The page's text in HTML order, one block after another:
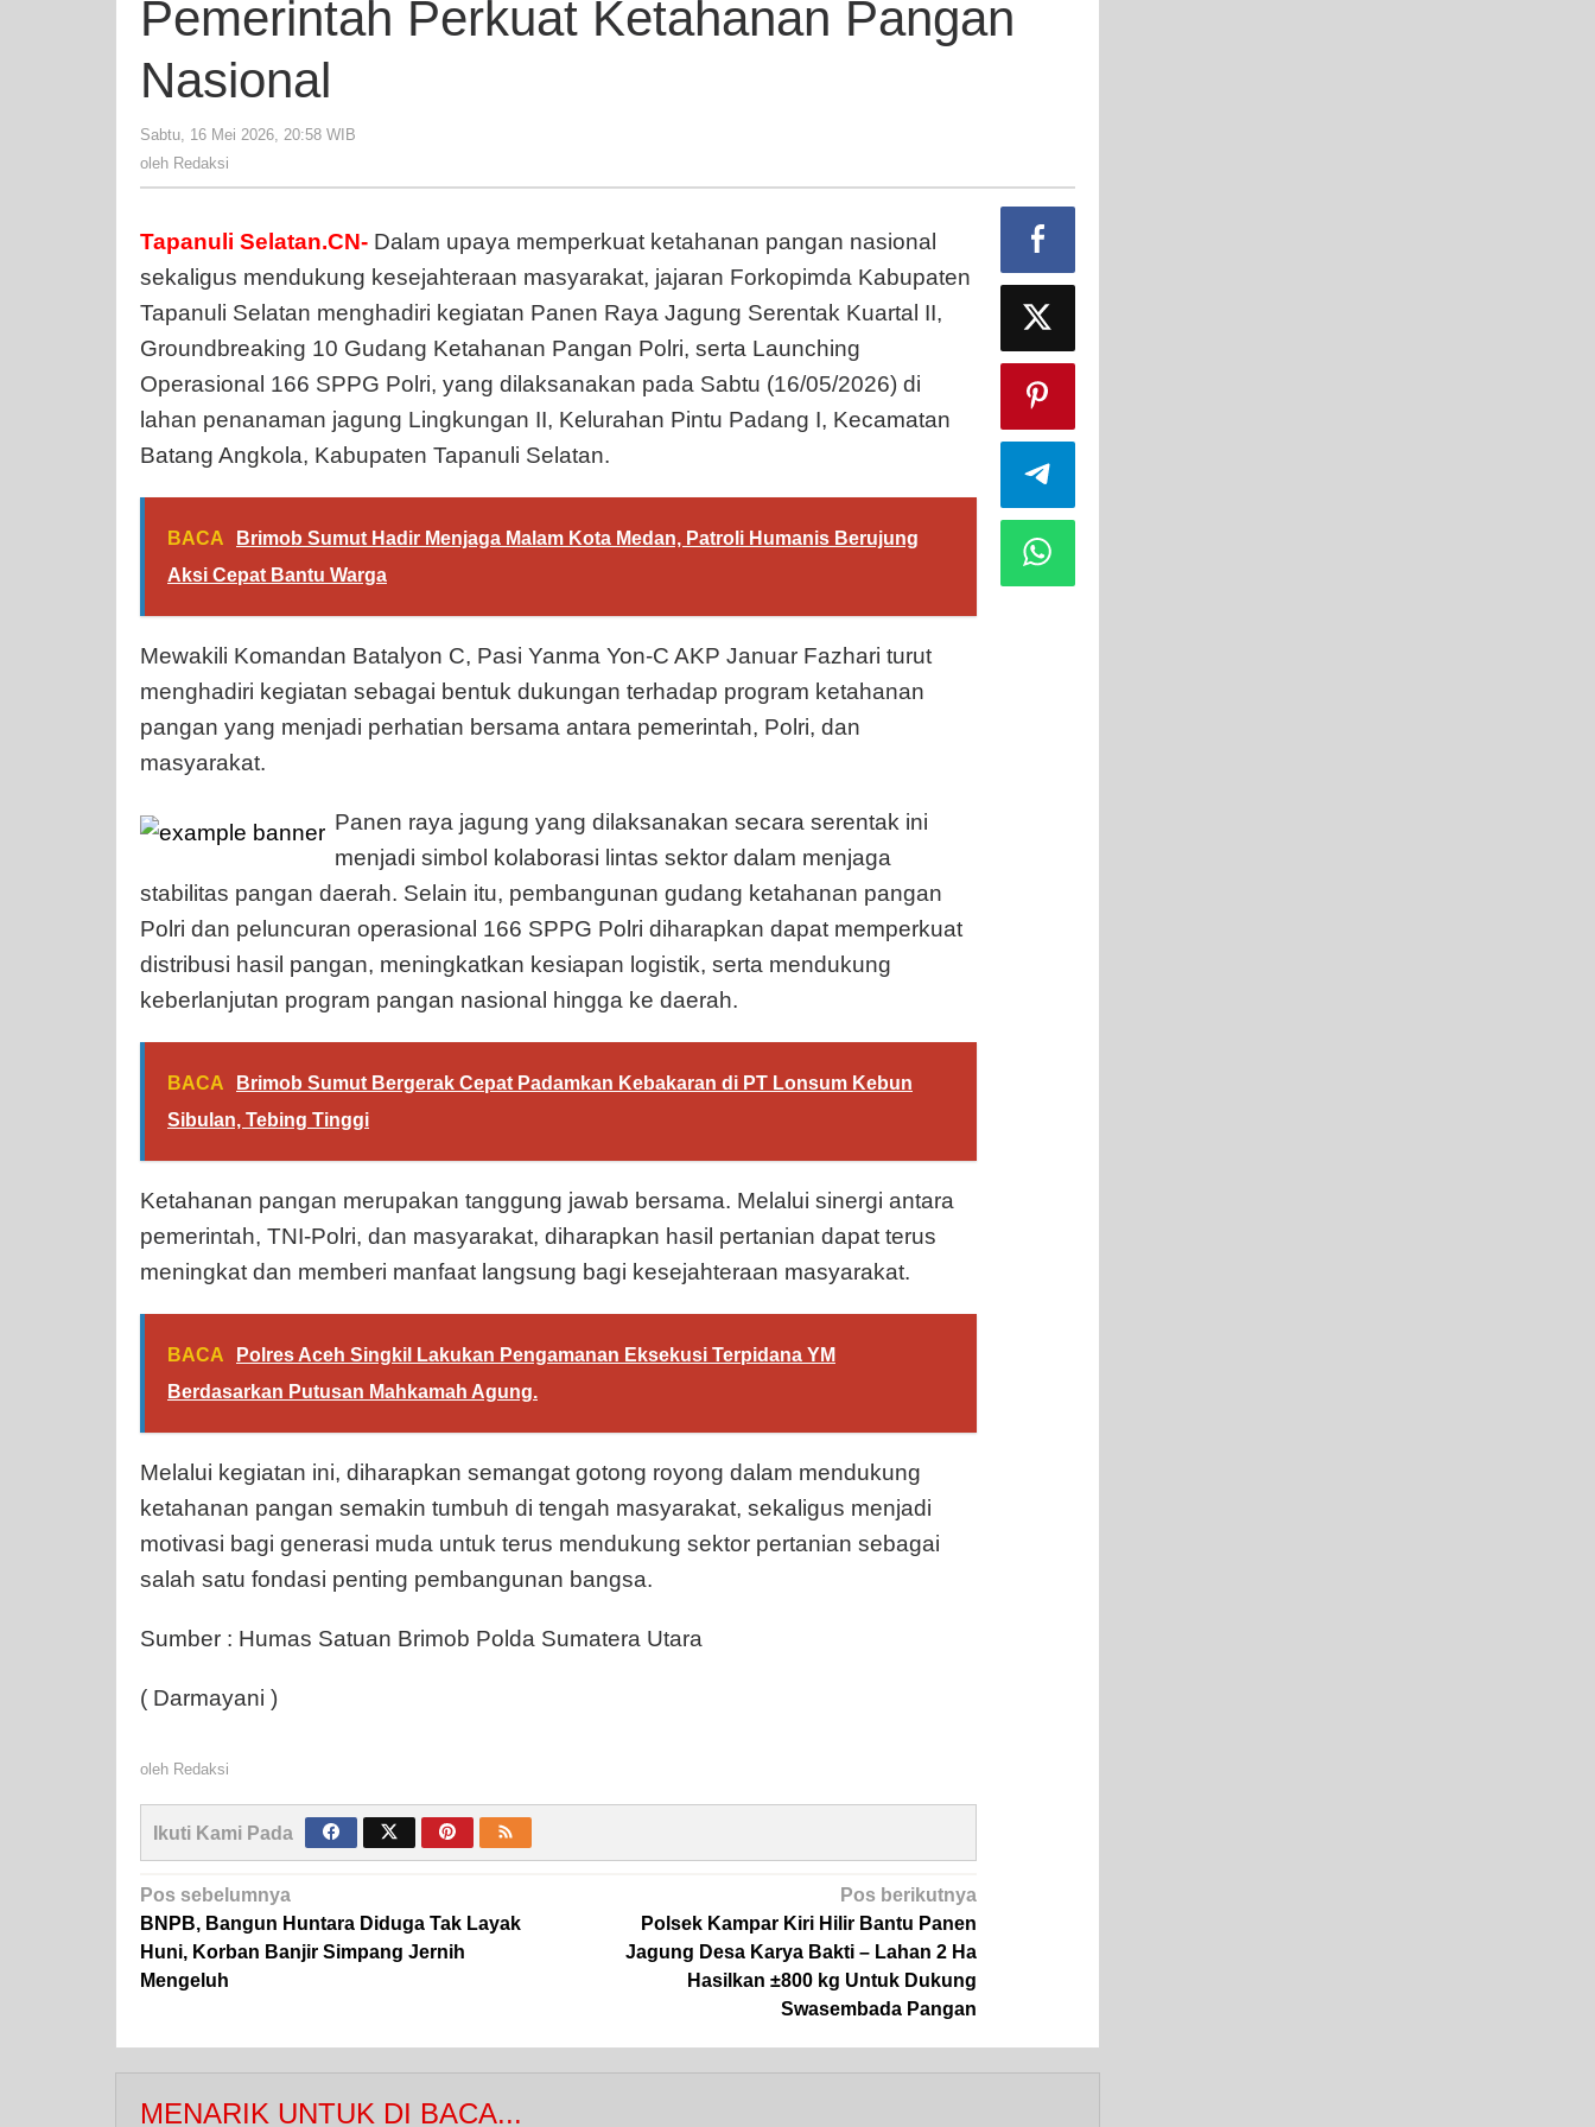
Sumut
Dukung
Perkuat
Pangan
Nasional
Pemerintah Perkuat Ketahanan Pangan
Nasional
Sabtu, 16 Mei 2026, 20:58 WIB
oleh Redaksi
Tapanuli Selatan.CN- Dalam upaya memperkuat ketahanan pangan nasional
sekaligus mendukung kesejahteraan masyarakat, jajaran Forkopimda Kabupaten
Tapanuli Selatan menghadiri kegiatan Panen Raya Jagung Serentak Kuartal II,
Groundbreaking 10 Gudang Ketahanan Pangan Polri, serta Launching
Operasional 166 SPPG Polri, yang dilaksanakan pada Sabtu (16/05/2026) di
lahan penanaman jagung Lingkungan II, Kelurahan Pintu Padang I, Kecamatan
Batang Angkola, Kabupaten Tapanuli Selatan.
BACA
Brimob Sumut Hadir Menjaga Malam Kota Medan, Patroli Humanis Berujung
Aksi Cepat Bantu Warga
Mewakili Komandan Batalyon C, Pasi Yanma Yon-C AKP Januar Fazhari turut
menghadiri kegiatan sebagai bentuk dukungan terhadap program ketahanan
pangan yang menjadi perhatian bersama antara pemerintah, Polri, dan
masyarakat.
Panen raya jagung yang dilaksanakan secara serentak ini
menjadi simbol kolaborasi lintas sektor dalam menjaga
stabilitas pangan daerah. Selain itu, pembangunan gudang ketahanan pangan
Polri dan peluncuran operasional 166 SPPG Polri diharapkan dapat memperkuat
distribusi hasil pangan, meningkatkan kesiapan logistik, serta mendukung
keberlanjutan program pangan nasional hingga ke daerah.
BACA
Brimob Sumut Bergerak Cepat Padamkan Kebakaran di PT Lonsum Kebun
Sibulan, Tebing Tinggi
Ketahanan pangan merupakan tanggung jawab bersama. Melalui sinergi antara
pemerintah, TNI-Polri, dan masyarakat, diharapkan hasil pertanian dapat terus
meningkat dan memberi manfaat langsung bagi kesejahteraan masyarakat.
BACA
Polres Aceh Singkil Lakukan Pengamanan Eksekusi Terpidana YM
Berdasarkan Putusan Mahkamah Agung.
Melalui kegiatan ini, diharapkan semangat gotong royong dalam mendukung
ketahanan pangan semakin tumbuh di tengah masyarakat, sekaligus menjadi
motivasi bagi generasi muda untuk terus mendukung sektor pertanian sebagai
salah satu fondasi penting pembangunan bangsa.
Sumber : Humas Satuan Brimob Polda Sumatera Utara
( Darmayani )
oleh Redaksi
Ikuti Kami Pada
Navigasi
pos
Pos sebelumnya
BNPB, Bangun Huntara Diduga Tak Layak
Huni, Korban Banjir Simpang Jernih
Mengeluh
Pos berikutnya
Polsek Kampar Kiri Hilir Bantu Panen
Jagung Desa Karya Bakti – Lahan 2 Ha
Hasilkan ±800 kg Untuk Dukung
Swasembada Pangan
MENARIK UNTUK DI BACA...